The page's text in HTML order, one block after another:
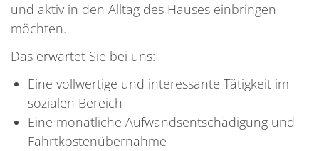
und aktiv in den Alltag des Hauses einbringen
möchten.
Das erwartet Sie bei uns:
Eine vollwertige und interessante Tätigkeit im
sozialen Bereich
Eine monatliche Aufwandsentschädigung und
Fahrtkostenübernahme